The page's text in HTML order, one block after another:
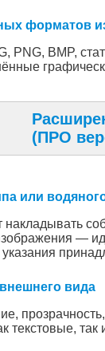
форматов
PNG, BMP,
(ПРО
или
накладывать
—
вида
текстовые, так